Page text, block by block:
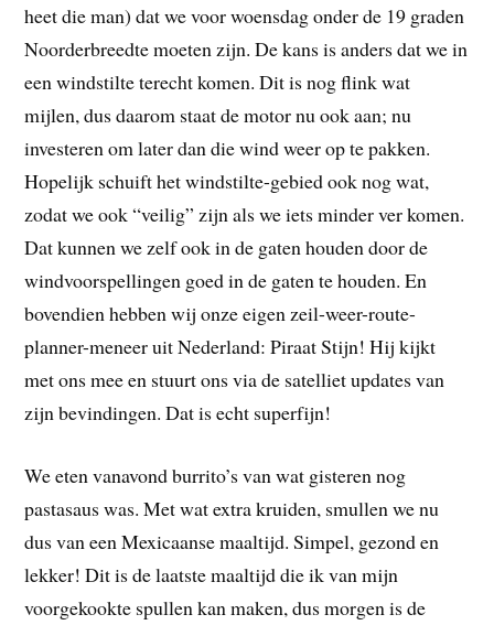
heet die man) dat we voor woensdag onder de 19 graden
Noorderbreedte moeten zijn. De kans is anders dat we in
een windstilte terecht komen. Dit is nog flink wat
mijlen, dus daarom staat de motor nu ook aan; nu
investeren om later dan die wind weer op te pakken.
Hopelijk schuift het windstilte-gebied ook nog wat,
zodat we ook “veilig” zijn als we iets minder ver komen.
Dat kunnen we zelf ook in de gaten houden door de
windvoorspellingen goed in de gaten te houden. En
bovendien hebben wij onze eigen zeil-weer-route-
planner-meneer uit Nederland: Piraat Stijn! Hij kijkt
met ons mee en stuurt ons via de satelliet updates van
zijn bevindingen. Dat is echt superfijn!
We eten vanavond burrito’s van wat gisteren nog
pastasaus was. Met wat extra kruiden, smullen we nu
dus van een Mexicaanse maaltijd. Simpel, gezond en
lekker! Dit is de laatste maaltijd die ik van mijn
voorgekookte spullen kan maken, dus morgen is de